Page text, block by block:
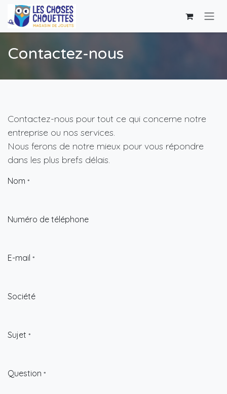
Se rendre au contenu
Contactez-nous
Contactez-nous pour tout ce qui concerne notre
entreprise ou nos services.
Nous ferons de notre mieux pour vous répondre
dans les plus brefs délais.
Nom *
Numéro de téléphone
E-mail *
Société
Sujet *
Question *